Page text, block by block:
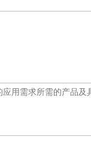
用需求所需的产品及